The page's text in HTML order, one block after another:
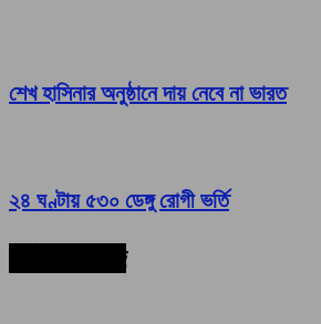
শেখ হাসিনার অনুষ্ঠানে দায় নেবে না ভারত
২৪ ঘণ্টায় ৫৩০ ডেঙ্গু রোগী ভর্তি